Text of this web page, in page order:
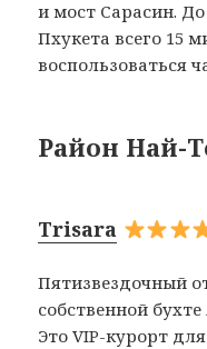
и мост Сарасин.
Пхукета всего 15
воспользоваться
Район Най-
Trisara
Пятизвездочный
собственной
Это VIP-курорт